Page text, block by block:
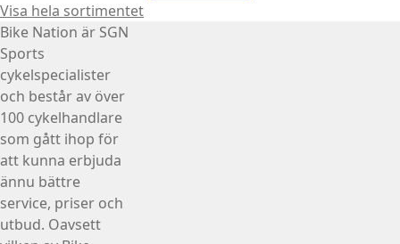
Visa hela sortimentet
Bike Nation är SGN
Sports
cykelspecialister
och består av över
100 cykelhandlare
som gått ihop för
att kunna erbjuda
ännu bättre
service, priser och
utbud. Oavsett